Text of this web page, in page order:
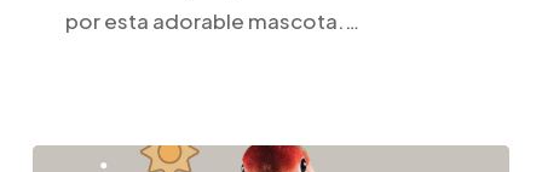
por esta adorable mascota.…